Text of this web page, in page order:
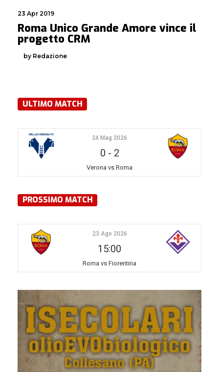
23 Apr 2019
Roma Unico Grande Amore vince il
progetto CRM
by Redazione
ULTIMO MATCH
24 Mag 2026
0 - 2
Verona vs Roma
PROSSIMO MATCH
23 Ago 2026
15:00
Roma vs Fiorentina